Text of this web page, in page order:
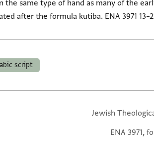
the same type of hand as many of the
script
Jewish
ENA 3971,